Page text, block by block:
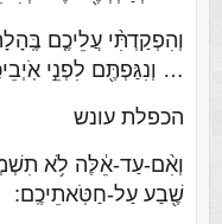
וְהִפְקַדְתִּ֨י עֲלֵיכֶ֤ם
… וְנִגַּפְתֶּ֖ם לִפְנֵ֣י
הכפלת עונש
וְאִ֨ם-עַד-אֵ֔לֶּה לֹ֥א
שֶׁ֖בַע עַל-חַטֹּֽאתֵיכֶֽם: